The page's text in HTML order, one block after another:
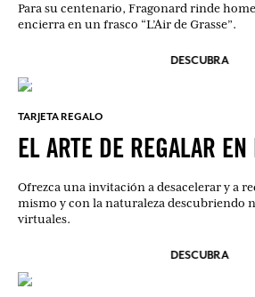
Para su centenario, Fragonard rinde
encierra en un frasco “L’Air de Grasse”.
DESCUBRA
TARJETA REGALO
EL ARTE DE REGALAR EN
Ofrezca una invitación a desacelerar y a
mismo y con la naturaleza descubriendo
virtuales.
DESCUBRA